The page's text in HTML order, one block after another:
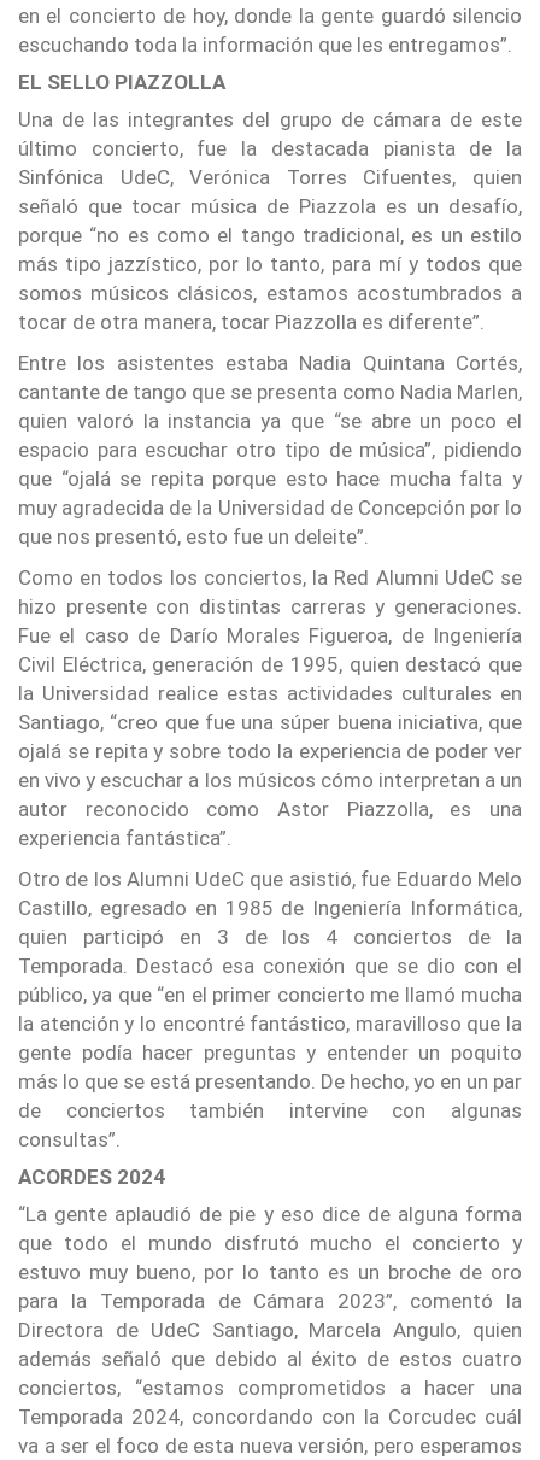
en el concierto de hoy, donde la gente guardó silencio
escuchando toda la información que les entregamos”.
EL SELLO PIAZZOLLA
Una de las integrantes del grupo de cámara de este
último concierto, fue la destacada pianista de la
Sinfónica UdeC, Verónica Torres Cifuentes, quien
señaló que tocar música de Piazzola es un desafío,
porque “no es como el tango tradicional, es un estilo
más tipo jazzístico, por lo tanto, para mí y todos que
somos músicos clásicos, estamos acostumbrados a
tocar de otra manera, tocar Piazzolla es diferente”.
Entre los asistentes estaba Nadia Quintana Cortés,
cantante de tango que se presenta como Nadia Marlen,
quien valoró la instancia ya que “se abre un poco el
espacio para escuchar otro tipo de música”, pidiendo
que “ojalá se repita porque esto hace mucha falta y
muy agradecida de la Universidad de Concepción por lo
que nos presentó, esto fue un deleite”.
Como en todos los conciertos, la Red Alumni UdeC se
hizo presente con distintas carreras y generaciones.
Fue el caso de Darío Morales Figueroa, de Ingeniería
Civil Eléctrica, generación de 1995, quien destacó que
la Universidad realice estas actividades culturales en
Santiago, “creo que fue una súper buena iniciativa, que
ojalá se repita y sobre todo la experiencia de poder ver
en vivo y escuchar a los músicos cómo interpretan a un
autor reconocido como Astor Piazzolla, es una
experiencia fantástica”.
Otro de los Alumni UdeC que asistió, fue Eduardo Melo
Castillo, egresado en 1985 de Ingeniería Informática,
quien participó en 3 de los 4 conciertos de la
Temporada. Destacó esa conexión que se dio con el
público, ya que “en el primer concierto me llamó mucha
la atención y lo encontré fantástico, maravilloso que la
gente podía hacer preguntas y entender un poquito
más lo que se está presentando. De hecho, yo en un par
de conciertos también intervine con algunas
consultas”.
ACORDES 2024
“La gente aplaudió de pie y eso dice de alguna forma
que todo el mundo disfrutó mucho el concierto y
estuvo muy bueno, por lo tanto es un broche de oro
para la Temporada de Cámara 2023”, comentó la
Directora de UdeC Santiago, Marcela Angulo, quien
además señaló que debido al éxito de estos cuatro
conciertos, “estamos comprometidos a hacer una
Temporada 2024, concordando con la Corcudec cuál
va a ser el foco de esta nueva versión, pero esperamos